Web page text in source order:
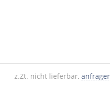
z.Zt. nicht lieferbar,